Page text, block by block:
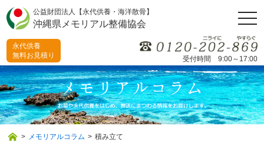
公益財団法人【永代供養・海洋散骨】
沖縄県メモリアル整備協会
受付時間 9:00～17:00
永代供養
無料お見積り
> メモリアルコラム > 積み立て